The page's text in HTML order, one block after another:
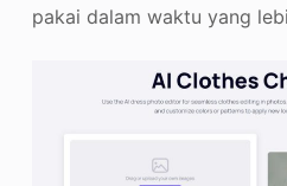
pakai dalam waktu yang